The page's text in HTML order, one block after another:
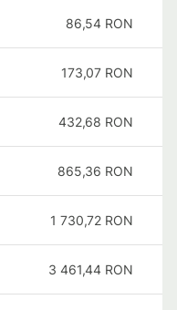
86,54 RON
173,07 RON
432,68 RON
865,36 RON
1 730,72 RON
3 461,44 RON